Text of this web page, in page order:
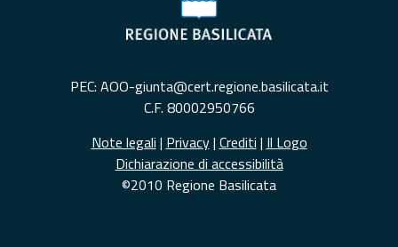
PEC: AOO-giunta@cert.regione.basilicata.it
C.F. 80002950766
Note legali | Privacy| Crediti | Il Logo
Dichiarazione di accessibilità
©2010 Regione Basilicata